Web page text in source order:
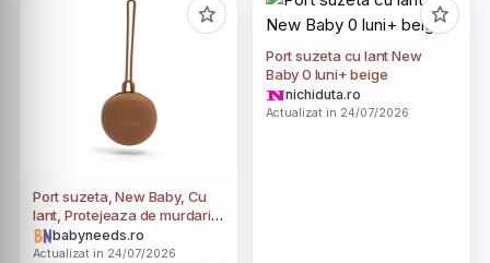
Port suzeta, New Baby, Cu
lant, Protejeaza de murdarie,
Silicon, Fara BPA, 0 luni+,
Brown
babyneeds.ro
Actualizat in 24/07/2026
Port suzeta cu lant New
Baby 0 luni+ beige
nichiduta.ro
Actualizat in 24/07/2026